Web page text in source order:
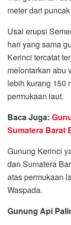
meter dari
Usai erupsi
hari yang sama
Kerinci tercatat
melontarkan abu
lebih kurang 150
permukaan laut.
Baca Juga:
Sumatera Barat
Gunung Kerinci
dan Sumatera
atas permukaan
Waspada.
Gunung Api